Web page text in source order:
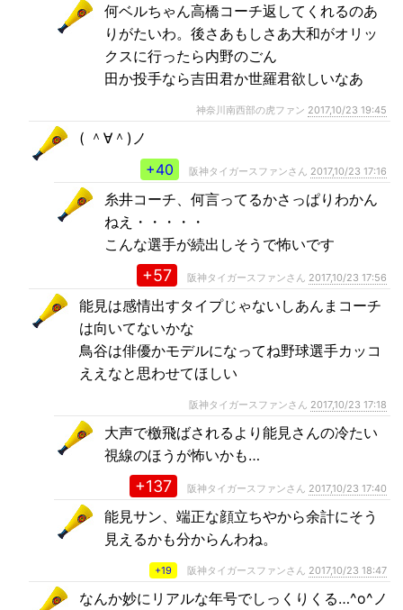
何ベルちゃん高橋コーチ返してくれるのあ
りがたいわ。後さあもしさあ大和がオリッ
クスに行ったら内野のごん
田か投手なら吉田君か世羅君欲しいなあ
神奈川南西部の虎ファン 2017,10/23 19:45
( ＾∀＾)ノ
+40
阪神タイガースファンさん 2017,10/23 17:16
糸井コーチ、何言ってるかさっぱりわかん
ねえ・・・・・
こんな選手が続出しそうで怖いです
+57 阪神タイガースファンさん 2017,10/23 17:56
能見は感情出すタイプじゃないしあんまコーチ
は向いてないかな
鳥谷は俳優かモデルになってね野球選手カッコ
ええなと思わせてほしい
阪神タイガースファンさん 2017,10/23 17:18
大声で檄飛ばされるより能見さんの冷たい
視線のほうが怖いかも…
+137 阪神タイガースファンさん 2017,10/23 17:40
能見サン、端正な顔立ちやから余計にそう
見えるかも分からんわね。
+19 阪神タイガースファンさん 2017,10/23 18:47
なんか妙にリアルな年号でしっくりくる…^o^ノ